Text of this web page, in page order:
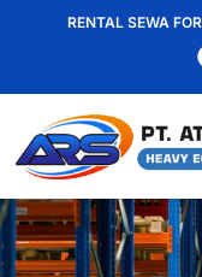
RENTAL SEWA